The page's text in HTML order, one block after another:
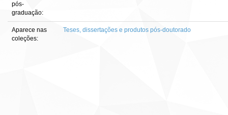
pós-
graduação:
Aparece nas
coleções:
Teses, dissertações e produtos pós-doutorado